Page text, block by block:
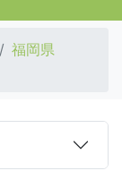
福岡県